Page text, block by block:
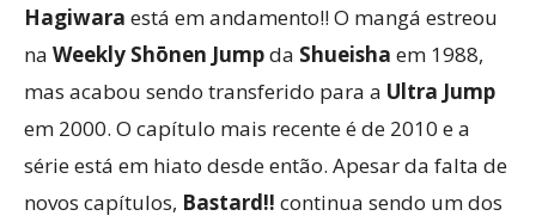
Hagiwara está em andamento!! O mangá estreou
na Weekly Shōnen Jumpda Shueisha em 1988,
mas acabou sendo transferido para a Ultra Jump
em 2000. O capítulo mais recente é de 2010 e a
série está em hiato desde então. Apesar da falta de
novos capítulos, Bastard!! continua sendo um dos